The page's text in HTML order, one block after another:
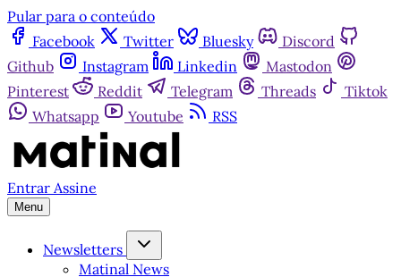
Pular para o conteúdo
Facebook
Twitter Bluesky
Discord
Github
Instagram Linkedin
Mastodon
Pinterest
Reddit Telegram Threads
Tiktok
Whatsapp
Youtube RSS
Entrar Assine
Menu
Newsletters
Matinal News